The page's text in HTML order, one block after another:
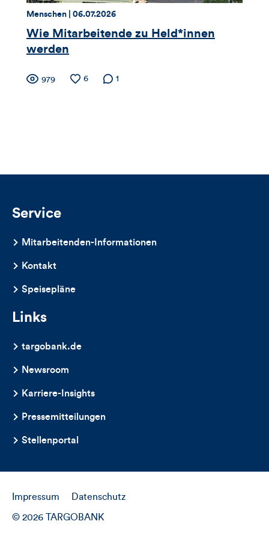
dieses
Artikels
Thema:
Menschen | Datum:
06.07.2026
Wie Mitarbeitende zu Held*innen
werden
Zähler
Kommentare
dieses
Artikels
Anzahl
979
Anzahl
6
Anzahl der
1
Service
Mitarbeitenden-Informationen
Kontakt
Speisepläne
Links
targobank.de
Newsroom
Karriere-Insights
Pressemitteilungen
Stellenportal
Impressum Datenschutz
© 2026 TARGOBANK